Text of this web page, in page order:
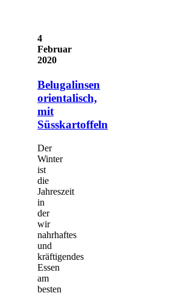
4
Februar
2020
Belugalinsen
orientalisch,
mit
Süsskartoffeln
Der
Winter
ist
die
Jahreszeit
in
der
wir
nahrhaftes
und
kräftigendes
Essen
am
besten